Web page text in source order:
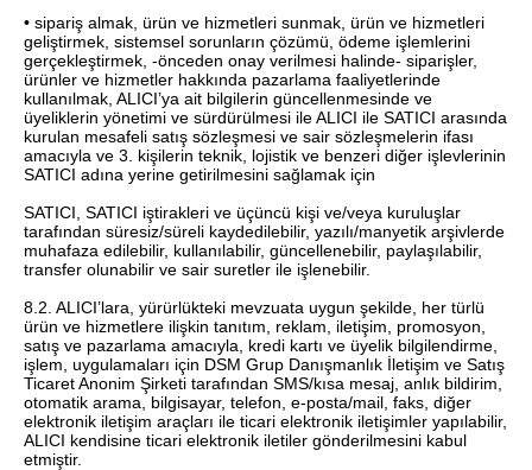
• sipariş almak, ürün ve hizmetleri sunmak, ürün ve hizmetleri
geliştirmek, sistemsel sorunların çözümü, ödeme işlemlerini
gerçekleştirmek, -önceden onay verilmesi halinde- siparişler,
ürünler ve hizmetler hakkında pazarlama faaliyetlerinde
kullanılmak, ALICI’ya ait bilgilerin güncellenmesinde ve
üyeliklerin yönetimi ve sürdürülmesi ile ALICI ile SATICI arasında
kurulan mesafeli satış sözleşmesi ve sair sözleşmelerin ifası
amacıyla ve 3. kişilerin teknik, lojistik ve benzeri diğer işlevlerinin
SATICI adına yerine getirilmesini sağlamak için
SATICI, SATICI iştirakleri ve üçüncü kişi ve/veya kuruluşlar
tarafından süresiz/süreli kaydedilebilir, yazılı/manyetik arşivlerde
muhafaza edilebilir, kullanılabilir, güncellenebilir, paylaşılabilir,
transfer olunabilir ve sair suretler ile işlenebilir.
8.2. ALICI’lara, yürürlükteki mevzuata uygun şekilde, her türlü
ürün ve hizmetlere ilişkin tanıtım, reklam, iletişim, promosyon,
satış ve pazarlama amacıyla, kredi kartı ve üyelik bilgilendirme,
işlem, uygulamaları için DSM Grup Danışmanlık İletişim ve Satış
Ticaret Anonim Şirketi tarafından SMS/kısa mesaj, anlık bildirim,
otomatik arama, bilgisayar, telefon, e-posta/mail, faks, diğer
elektronik iletişim araçları ile ticari elektronik iletişimler yapılabilir,
ALICI kendisine ticari elektronik iletiler gönderilmesini kabul
etmiştir.